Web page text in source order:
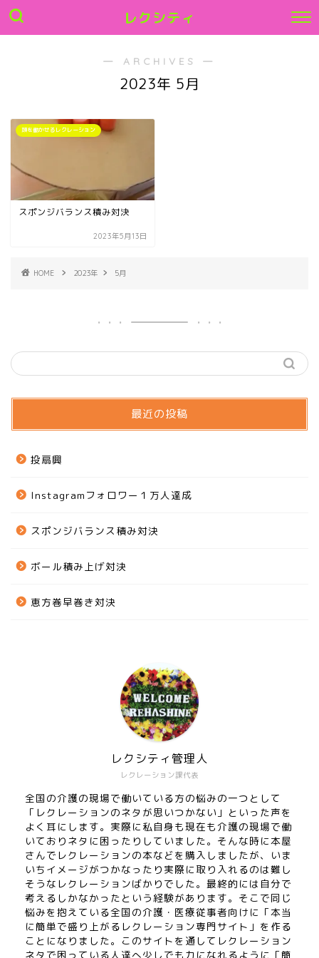
レクシティ
― ARCHIVES ―
2023年 5月
頭を働かせるレクレーション
スポンジバランス積み対決
2023年5月13日
HOME 2023年 5月
最近の投稿
投扇興
Instagramフォロワー１万人達成
スポンジバランス積み対決
ボール積み上げ対決
恵方巻早巻き対決
レクレーション課代表
レクシティ管理人
全国の介護の現場で働いている方の悩みの一つとして
「レクレーションのネタが思いつかない」といった声を
よく耳にします。実際に私自身も現在も介護の現場で働
いておりネタに困ったりしていました。そんな時に本屋
さんでレクレーションの本などを購入しましたが、いま
いちイメージがつかなったり実際に取り入れるのは難し
そうなレクレーションばかりでした。最終的には自分で
考えるしかなかったという経験があります。そこで同じ
悩みを抱えている全国の介護・医療従事者向けに「本当
に簡単で盛り上がるレクレーション専門サイト」を作る
ことになりました。このサイトを通してレクレーション
ネタで困っている人達へ少しでも力になれるように「簡